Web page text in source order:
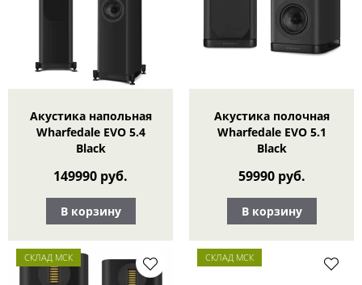
Акустика напольная
Wharfedale EVO 5.4
Black
149990 руб.
В корзину
Акустика полочная
Wharfedale EVO 5.1
Black
59990 руб.
В корзину
СКЛАД МСК СКЛАД МСК